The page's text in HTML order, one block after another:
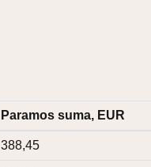
Paramos suma, EUR
388,45